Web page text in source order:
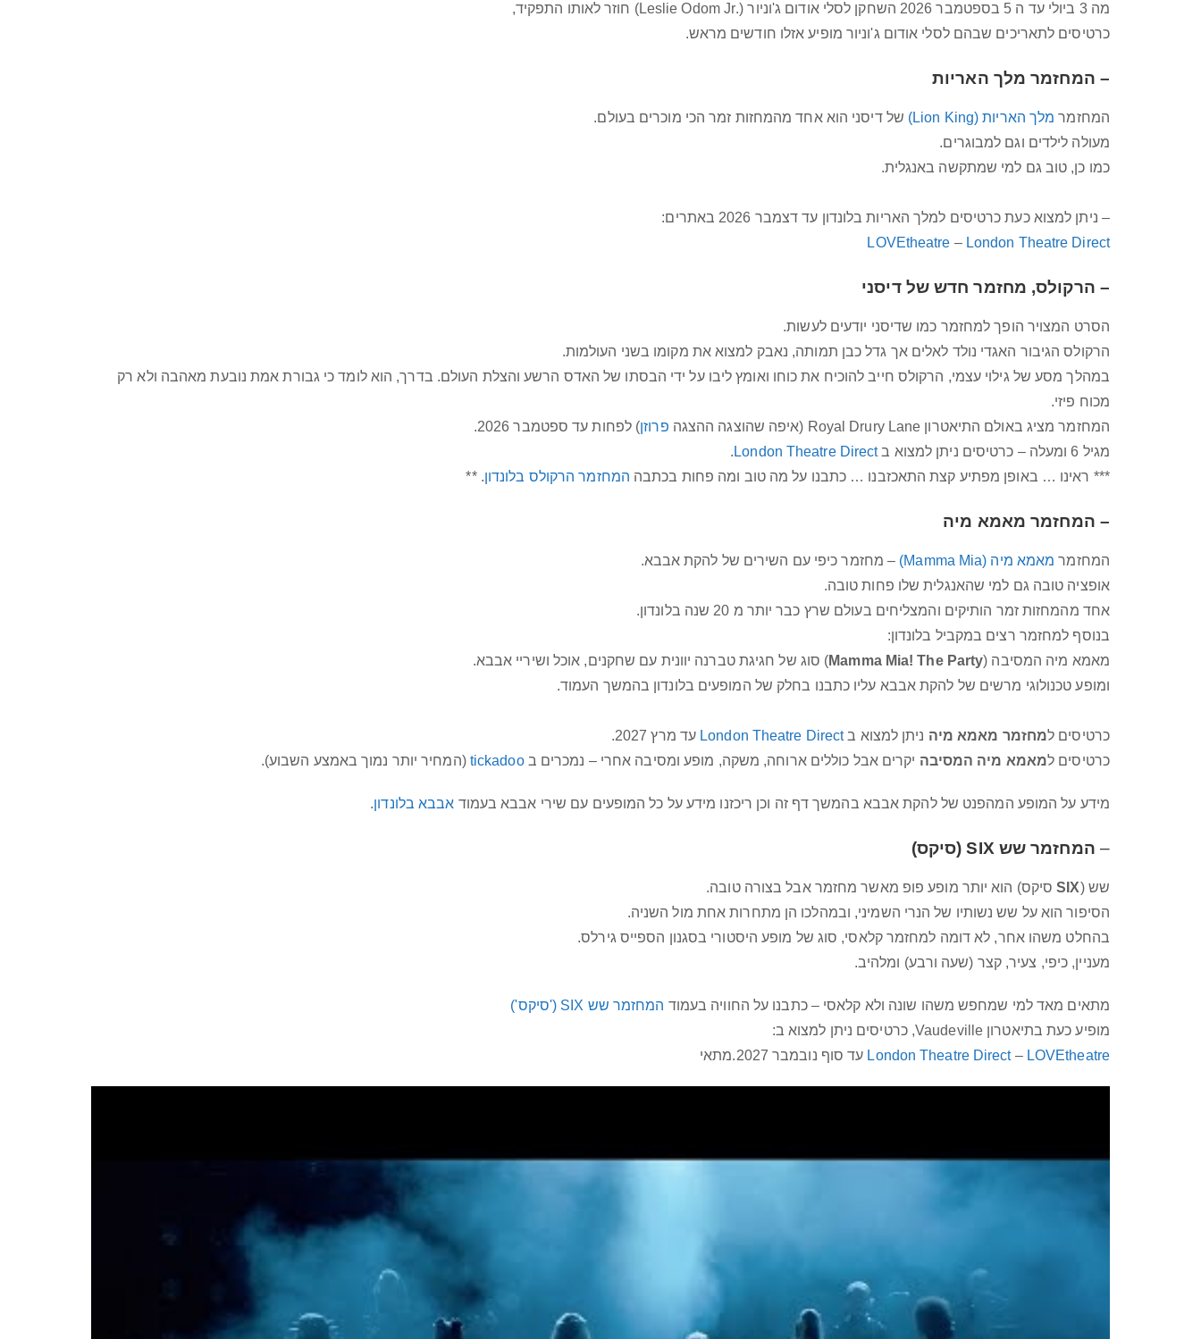
מה 3 ביולי עד ה 5 בספטמבר 2026 השחקן לסלי אודום ג'וניור (.Leslie Odom Jr) חוזר לאותו התפקיד,
כרטיסים לתאריכים שבהם לסלי אודום ג'וניור מופיע אזלו חודשים מראש.
– המחזמר מלך האריות
המחזמר מלך האריות (Lion King)
של דיסני הוא אחד מהמחזות זמר הכי מוכרים בעולם.
מעולה לילדים וגם למבוגרים.
כמו כן, טוב גם למי שמתקשה באנגלית.
– ניתן למצוא כעת כרטיסים למלך האריות בלונדון עד דצמבר 2026 באתרים:
LOVEtheatre – London Theatre Direct
– הרקולס, מחזמר חדש של דיסני
הסרט המצויר הופך למחזמר כמו שדיסני יודעים לעשות.
הרקולס הגיבור האגדי נולד לאלים אך גדל כבן תמותה, נאבק למצוא את מקומו בשני העולמות.
במהלך מסע של גילוי עצמי, הרקולס חייב להוכיח את כוחו ואומץ ליבו על ידי הבסתו של האדס הרשע והצלת העולם. בדרך, הוא לומד כי גבורת אמת נובעת מאהבה ולא רק
מכוח פיזי.
המחזמר מציג באולם התיאטרון Royal Drury Lane (איפה שהוצגה ההצגה
פרוזן) לפחות עד ספטמבר 2026.
מגיל 6 ומעלה – כרטיסים ניתן למצוא ב
London Theatre Direct
.
*** ראינו … באופן מפתיע קצת התאכזבנו … כתבנו על מה טוב ומה פחות בכתבה המחזמר הרקולס בלונדון. **
– המחזמר מאמא מיה
המחזמר מאמא מיה (Mamma Mia) – מחזמר כיפי עם השירים של להקת אבבא.
אופציה טובה גם למי שהאנגלית שלו פחות טובה.
אחד מהמחזות זמר הותיקים והמצליחים בעולם שרץ כבר יותר מ 20 שנה בלונדון.
בנוסף למחזמר רצים במקביל בלונדון:
מאמא מיה המסיבה (Mamma Mia! The Party) סוג של חגיגת טברנה יוונית עם שחקנים, אוכל ושיריי אבבא.
ומופע טכנולוגי מרשים של להקת אבבא עליו כתבנו בחלק של המופעים בלונדון בהמשך העמוד.
כרטיסים למחזמר מאמא מיה ניתן למצוא בLondon Theatre Direct עד מרץ 2027.
כרטיסים למאמא מיה המסיבה יקרים אבל כוללים ארוחה, משקה, מופע ומסיבה אחרי – נמכרים בtickadoo (המחיר יותר נמוך באמצע השבוע).
מידע על המופע המהפנט של להקת אבבא בהמשך דף זה וכן ריכזנו מידע על כל המופעים עם שירי אבבא בעמוד אבבא בלונדון.
– המחזמר שש SIX (סיקס)
שש (SIXסיקס) הוא יותר מופע פופ מאשר מחזמר אבל בצורה טובה.
הסיפור הוא על שש נשותיו של הנרי השמיני, ובמהלכו הן מתחרות אחת מול השניה.
בהחלט משהו אחר, לא דומה למחזמר קלאסי, סוג של מופע היסטורי בסגנון הספייס גירלס.
מעניין, כיפי, צעיר, קצר (שעה ורבע) ומלהיב.
מתאים מאד למי שמחפש משהו שונה ולא קלאסי – כתבנו על החוויה בעמוד המחזמר שש SIX ('סיקס')
מופיע כעת בתיאטרון Vaudeville, כרטיסים ניתן למצוא ב:
London Theatre Direct– LOVEtheatre עד סוף נובמבר 2027.מתאי